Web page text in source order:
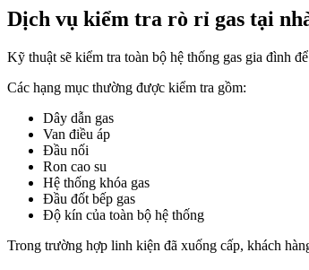
Dịch vụ kiểm tra rò rỉ gas tại
Kỹ thuật sẽ kiểm tra toàn bộ hệ thống gas gia đình
Các hạng mục thường được kiểm tra gồm:
Dây dẫn gas
Van điều áp
Đầu nối
Ron cao su
Hệ thống khóa gas
Đầu đốt bếp gas
Độ kín của toàn bộ hệ thống
Trong trường hợp linh kiện đã xuống cấp, khách